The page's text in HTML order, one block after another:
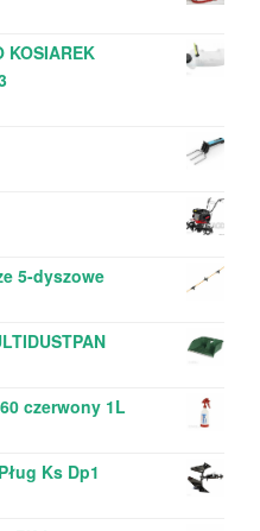
KOSIAREK
5-dyszowe
czerwony 1L
Ks Dp1